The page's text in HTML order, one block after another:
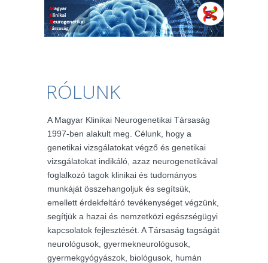
RÓLUNK
A Magyar Klinikai Neurogenetikai Társaság
1997-ben alakult meg. Célunk, hogy a
genetikai vizsgálatokat végző és genetikai
vizsgálatokat indikáló, azaz neurogenetikával
foglalkozó tagok klinikai és tudományos
munkáját összehangoljuk és segítsük,
emellett érdekfeltáró tevékenységet végzünk,
segítjük a hazai és nemzetközi egészségügyi
kapcsolatok fejlesztését. A Társaság tagságát
neurológusok, gyermekneurológusok,
gyermekgyógyászok, biológusok, humán